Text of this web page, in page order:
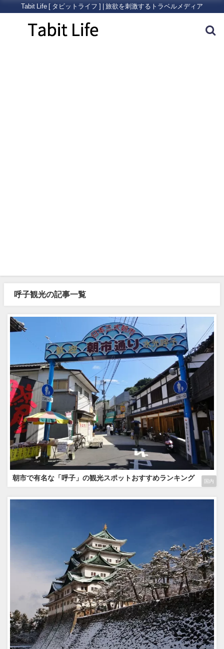
Tabit Life [ タビットライフ ] | 旅欲を刺激するトラベルメディア
呼子観光の記事一覧
国内
朝市で有名な「呼子」の観光スポットおすすめランキング